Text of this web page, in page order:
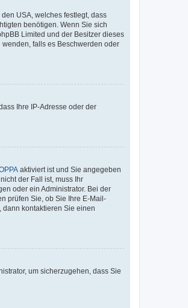
USA, welches festlegt, dass
benötigen. Wenn Sie sich
Limited und der Besitzer dieses
falls es Beschwerden oder
Ihre IP-Adresse oder der
aktiviert ist und Sie angegeben
der Fall ist, muss Ihr
oder ein Administrator. Bei der
prüfen Sie, ob Sie Ihre E-Mail-
kontaktieren Sie einen
um sicherzugehen, dass Sie